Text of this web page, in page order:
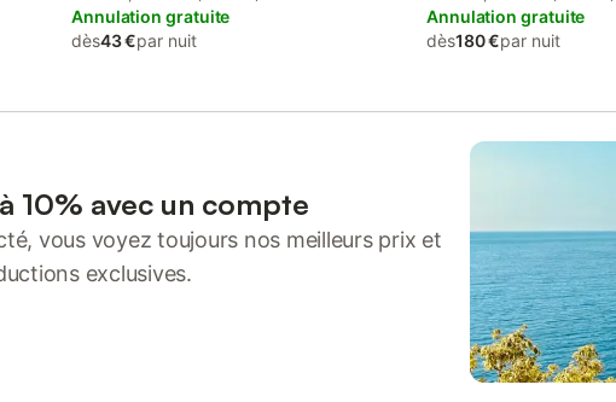
Annulation gratuite
dès43 €par nuit
Annulation gratuite
dès180 €par nuit
10% avec un compte
vous voyez toujours nos meilleurs prix et
exclusives.